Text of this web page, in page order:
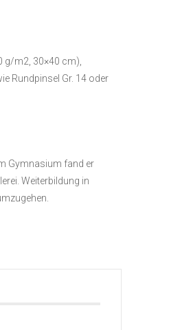
g/m2, 30×40 cm),
Rundpinsel Gr. 14 oder
Gymnasium fand er
Weiterbildung in